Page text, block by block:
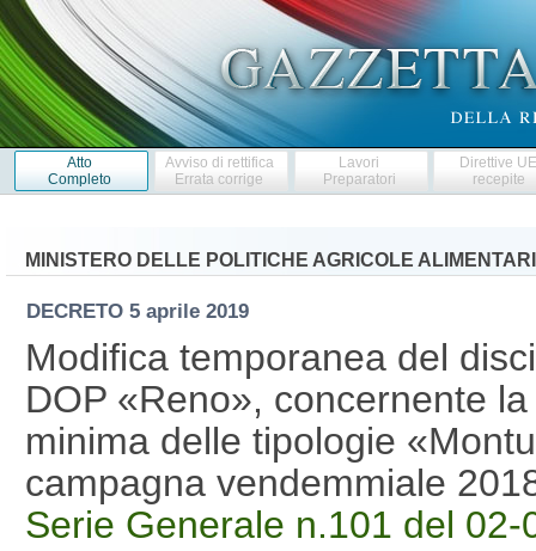
Atto
Completo
Avviso di rettifica
Errata corrige
Lavori
Preparatori
Direttive
recepite
MINISTERO DELLE POLITICHE AGRICOLE
DECRETO 5 aprile 2019
Modifica temporanea del
DOP «Reno», concernente
minima delle tipologie
campagna vendemmiale
Serie Generale n.101 del 02-